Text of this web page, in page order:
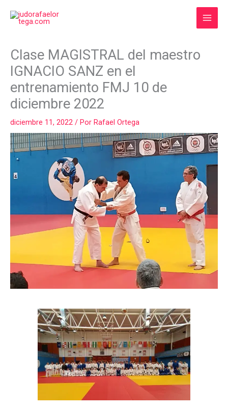
Clase MAGISTRAL del maestro
IGNACIO SANZ en el
entrenamiento FMJ 10 de
diciembre 2022
diciembre 11, 2022 / Por Rafael Ortega
COMPARTIR
EN
FACEBOOK
COMPARTIR
EN
WHATSAPP
COMPARTIR
EN
LINKEDIN
COMPARTIR
EN
X
EN
EMAIL